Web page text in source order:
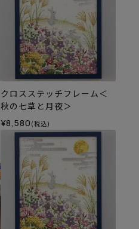
クロスステッチフレーム＜
秋の七草と月夜＞
¥8,580 (税込)